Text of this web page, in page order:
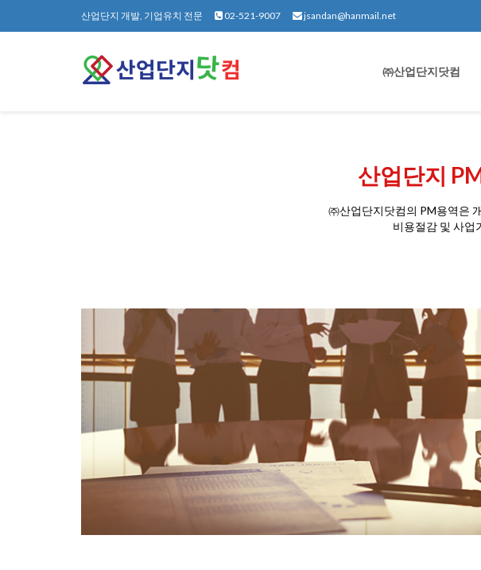
산업단지 개발, 기업유치 전문 02-521-9007 jsandan@hanmail.net
㈜산업단지닷컴
산업단지
㈜산업단지닷컴의 PM용역은
비용절감 및 사업